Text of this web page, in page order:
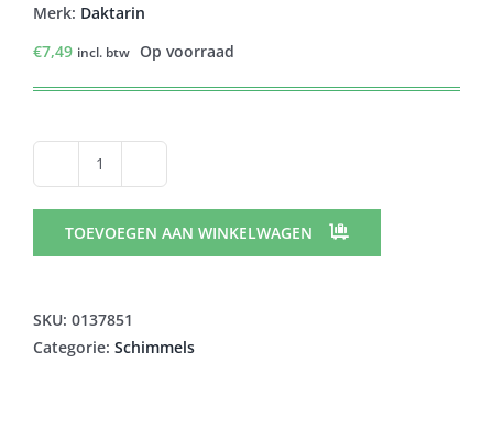
Merk: Daktarin
€7,49 incl. btw Op voorraad
DAKTARIN
DERM
1
20
G
TOEVOEGEN AAN WINKELWAGEN
SKU: 0137851
Categorie: Schimmels